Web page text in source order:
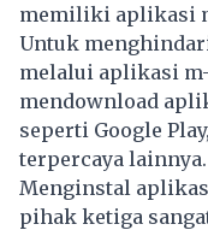
memiliki aplikasi
Untuk
melalui aplikasi
mendownload
seperti Google
terpercaya lainnya.
Menginstal
pihak ketiga